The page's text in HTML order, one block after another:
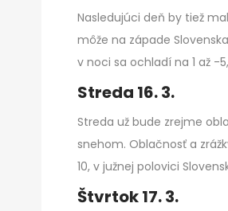
Nasledujúci deň by tiež
môže na západe
v noci sa ochladí na 1 až -
Streda 16. 3.
Streda už bude zrejme
snehom. Oblačnosť a
10, v južnej polovici
Štvrtok 17. 3.